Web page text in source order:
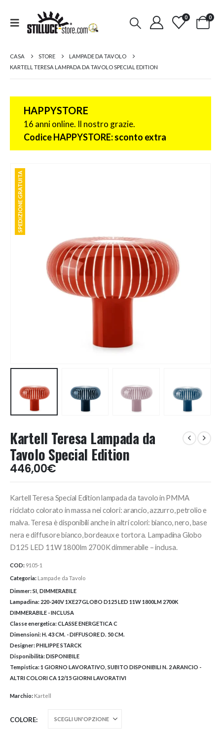
0 0
CASA STORE
LAMPADE DA TAVOLO
KARTELL TERESA LAMPADA DA TAVOLO SPECIAL EDITION
HAPPYSTORE
16 anni online. Il nostro grazie.
Codice HAPPYSTORE: sconto extra
SPEDIZIONE GRATUITA
SPEDIZIONE GRATUITA
Kartell Teresa Lampada da
Tavolo Special Edition
446,00€
Kartell Teresa Special Edition lampada da tavolo in PMMA
riciclato colorato in massa nei colori: arancio, azzurro, petrolio e
malva. Teresa è disponibili anche in altri colori: bianco, nero, base
nera e diffusore bianco, bordeaux e tortora. Lampadina Globo
D125 LED 11W 1800lm 2700K dimmerabile – inclusa.
COD: 9105-1
Categoria: Lampade da Tavolo
Dimmer:SI, DIMMERABILE
Lampadina: 220-240V 1XE27 GLOBO D125 LED 11W 1800LM 2700K
DIMMERABILE - INCLUSA
Classe energetica:CLASSE ENERGETICA C
Dimensioni:H. 43 CM. - DIFFUSORE D. 50 CM.
Designer:PHILIPPE STARCK
Disponibilità:DISPONIBILE
Tempistica:1 GIORNO LAVORATIVO, SUBITO DISPONIBILI N. 2 ARANCIO -
ALTRI COLORI CA 12/15 GIORNI LAVORATIVI
Marchio: Kartell
COLORE